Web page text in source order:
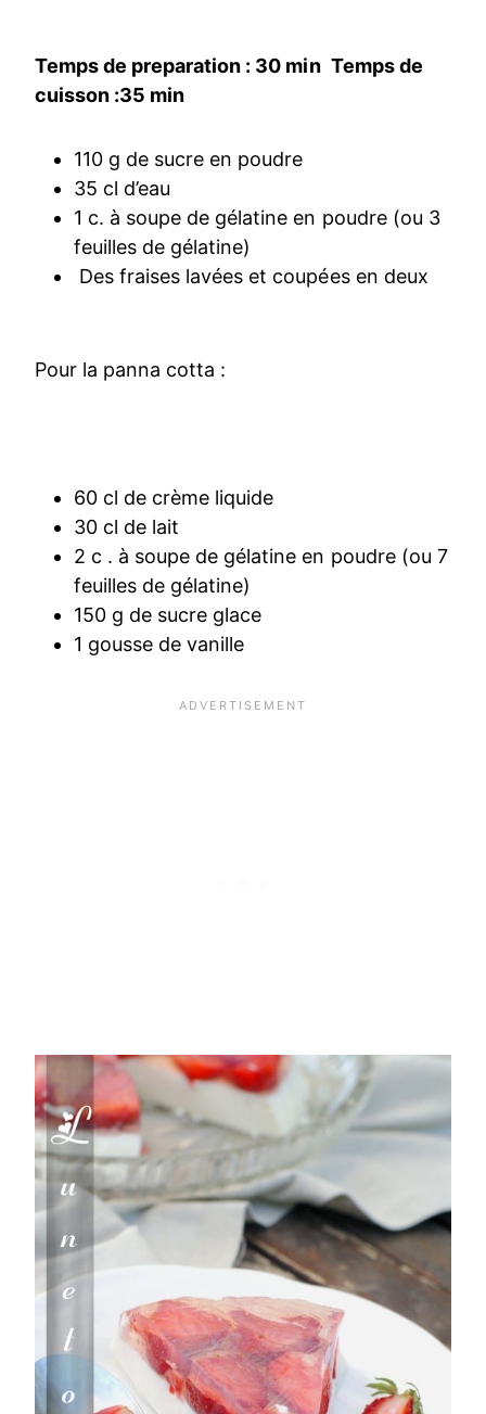
Temps de preparation : 30 min Temps de
cuisson :35 min
110 g de sucre en poudre
35 cl d’eau
1 c. à soupe de gélatine en poudre (ou 3
feuilles de gélatine)
Des fraises lavées et coupées en deux
Pour la panna cotta :
60 cl de crème liquide
30 cl de lait
2 c . à soupe de gélatine en poudre (ou 7
feuilles de gélatine)
150 g de sucre glace
1 gousse de vanille